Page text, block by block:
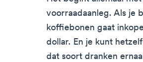
voorraadaanleg. Als je
koffiebonen gaat
dollar. En je kunt
dat soort dranken